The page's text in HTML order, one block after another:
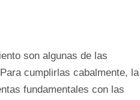
son algunas de las
cumplirlas cabalmente, la
fundamentales con las